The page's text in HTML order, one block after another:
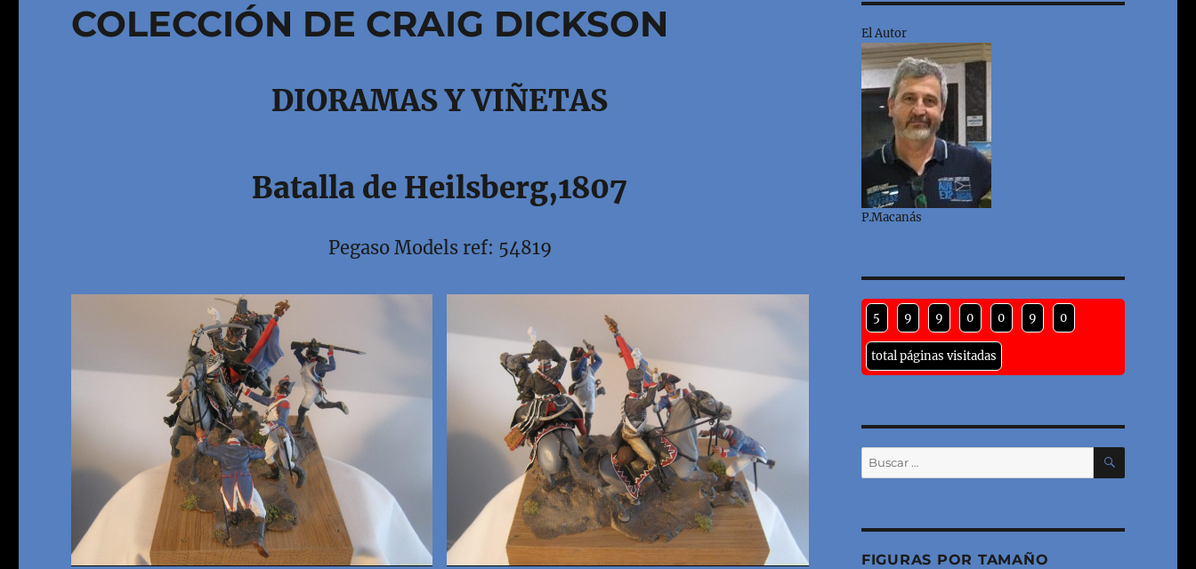
COLECCIÓN DE CRAIG DICKSON
DIORAMAS Y VIÑETAS
Batalla de Heilsberg,1807
Pegaso Models ref: 54819
El Autor
P.Macanás
5 9 9 0 0 9 0
total páginas visitadas
Buscar
por:
BUSCAR
FIGURAS POR TAMAÑO